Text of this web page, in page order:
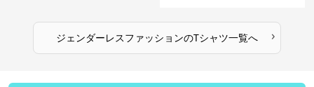
ジェンダーレスファッションのTシャツ一覧へ ›